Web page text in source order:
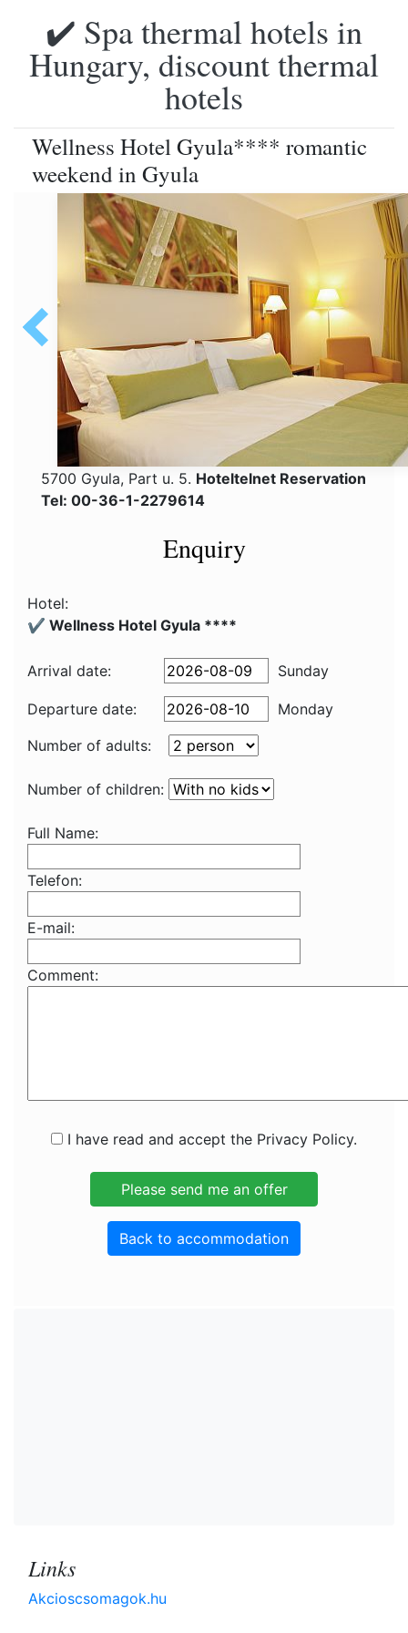
✔️ Spa thermal hotels in
Hungary, discount thermal
hotels
Wellness Hotel Gyula**** romantic
weekend in Gyula
5700 Gyula, Part u. 5. Hoteltelnet Reservation
Tel: 00-36-1-2279614
Enquiry
Hotel:
✔️ Wellness Hotel Gyula ****
Arrival date: Sunday
Departure date:
Monday
Number of adults:
Number of children:
Full Name:
Telefon:
E-mail:
Comment:
I have read and accept the Privacy Policy.
Back to accommodation
Links
Akcioscsomagok.hu